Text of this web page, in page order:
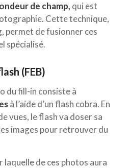
de champ, qui est
Cette technique,
permet de fusionner ces
spécialisé.
(FEB)
du fill-in consiste à
à l’aide d’un flash cobra. En
vues, le flash va doser sa
images pour retrouver du
laquelle de ces photos aura